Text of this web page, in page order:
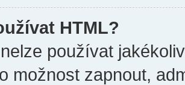
HTML?
používat
možnost zapnout,